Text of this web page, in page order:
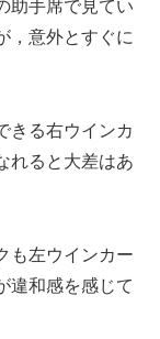
助手席で見てい
，意外とすぐに
きる右ウインカ
れると大差はあ
も左ウインカー
違和感を感じて